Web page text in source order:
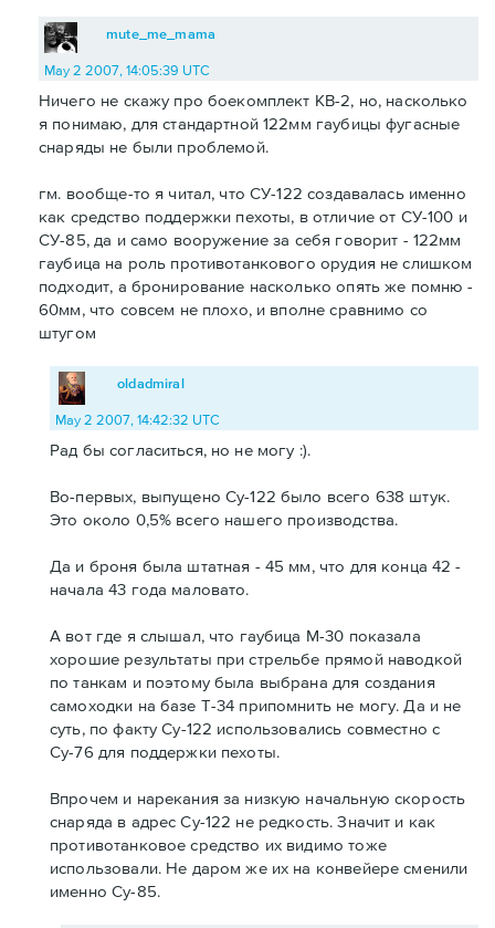
mute_me_mama
May 2 2007, 14:05:39 UTC
Ничего не скажу про боекомплект КВ-2, но, насколько
я понимаю, для стандартной 122мм гаубицы фугасные
снаряды не были проблемой.
гм. вообще-то я читал, что СУ-122 создавалась именно
как средство поддержки пехоты, в отличие от СУ-100 и
СУ-85, да и само вооружение за себя говорит - 122мм
гаубица на роль противотанкового орудия не слишком
подходит, а бронирование насколько опять же помню -
60мм, что совсем не плохо, и вполне сравнимо со
штугом
oldadmiral
May 2 2007, 14:42:32 UTC
Рад бы согласиться, но не могу :).
Во-первых, выпущено Су-122 было всего 638 штук.
Это около 0,5% всего нашего производства.
Да и броня была штатная - 45 мм, что для конца 42 -
начала 43 года маловато.
А вот где я слышал, что гаубица М-30 показала
хорошие результаты при стрельбе прямой наводкой
по танкам и поэтому была выбрана для создания
самоходки на базе Т-34 припомнить не могу. Да и не
суть, по факту Су-122 использовались совместно с
Су-76 для поддержки пехоты.
Впрочем и нарекания за низкую начальную скорость
снаряда в адрес Су-122 не редкость. Значит и как
противотанковое средство их видимо тоже
использовали. Не даром же их на конвейере сменили
именно Су-85.